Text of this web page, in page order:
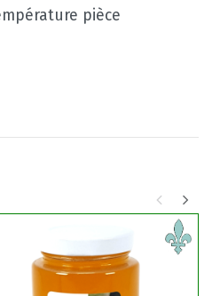
pièce